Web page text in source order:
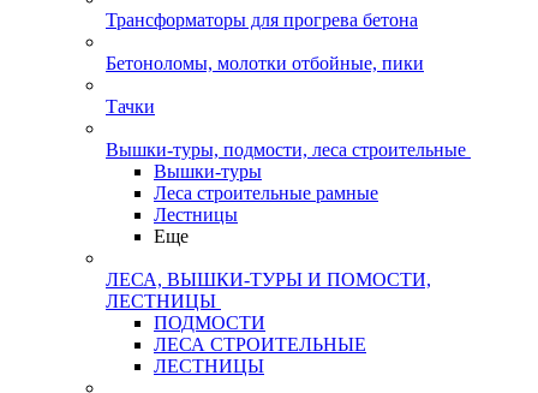
Трансформаторы для прогрева бетона
Бетоноломы, молотки отбойные, пики
Тачки
Вышки-туры, подмости, леса строительные
Вышки-туры
Леса строительные рамные
Лестницы
Еще
ЛЕСА, ВЫШКИ-ТУРЫ И ПОМОСТИ,
ЛЕСТНИЦЫ
ПОДМОСТИ
ЛЕСА СТРОИТЕЛЬНЫЕ
ЛЕСТНИЦЫ